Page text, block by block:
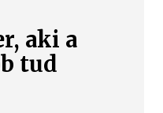
aki a
tud